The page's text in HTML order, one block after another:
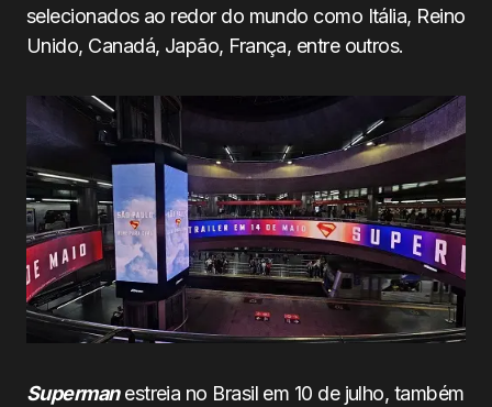
selecionados ao redor do mundo como Itália, Reino
Unido, Canadá, Japão, França, entre outros.
Supermanestreia no Brasil em 10 de julho, também